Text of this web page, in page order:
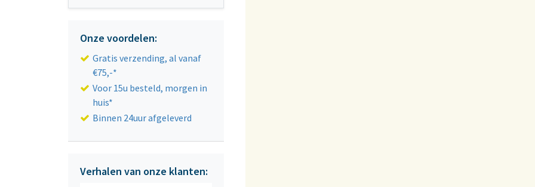
Onze voordelen:
Gratis verzending, al vanaf
€75,-*
Voor 15u besteld, morgen in
huis*
Binnen 24uur afgeleverd
Verhalen van onze klanten: